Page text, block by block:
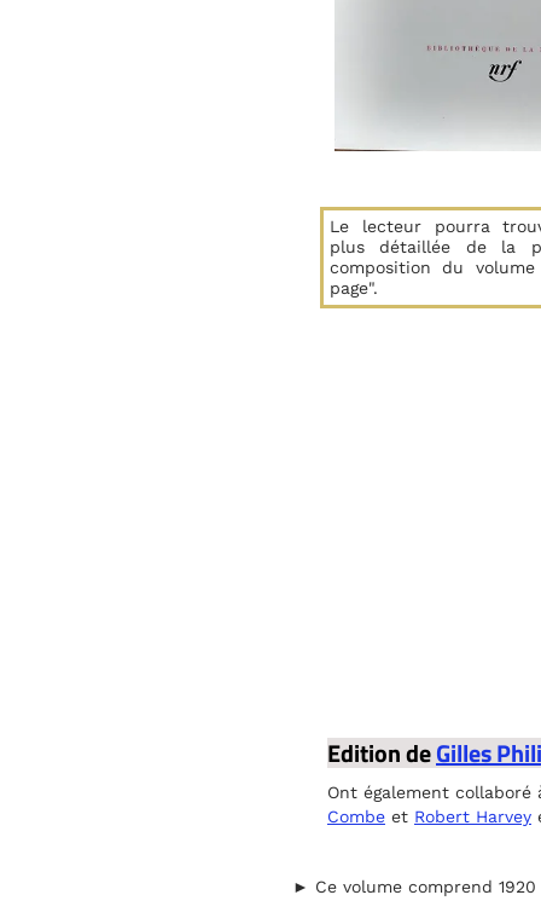
Le lecteur pourra
plus détaillée de la
composition du
page".
Edition deGilles
Ont également collaboré
Combe et Robert Harvey
► Ce volume comprend 1920